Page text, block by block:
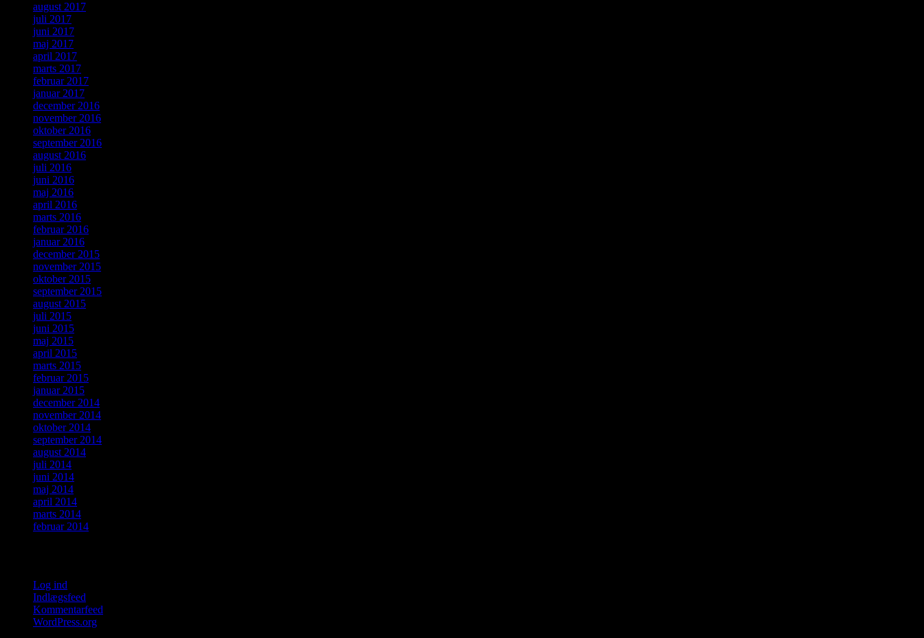
august 2017
juli 2017
juni 2017
maj 2017
april 2017
marts 2017
februar 2017
januar 2017
december 2016
november 2016
oktober 2016
september 2016
august 2016
juli 2016
juni 2016
maj 2016
april 2016
marts 2016
februar 2016
januar 2016
december 2015
november 2015
oktober 2015
september 2015
august 2015
juli 2015
juni 2015
maj 2015
april 2015
marts 2015
februar 2015
januar 2015
december 2014
november 2014
oktober 2014
september 2014
august 2014
juli 2014
juni 2014
maj 2014
april 2014
marts 2014
februar 2014
Log ind
Indlægsfeed
Kommentarfeed
WordPress.org